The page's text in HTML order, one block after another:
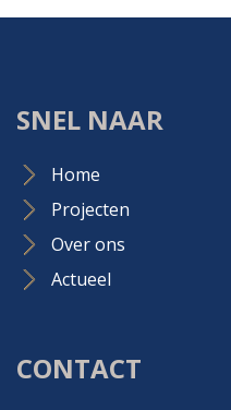
SNEL NAAR
Home
Projecten
Over ons
Actueel
CONTACT